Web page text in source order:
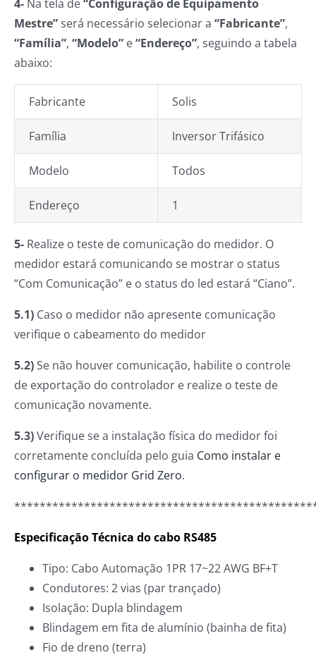
4- Na tela de“Configuração de Equipamento
Mestre”será necessário selecionar a “Fabricante”,
“Família”, “Modelo” e“Endereço”, seguindo a tabela
abaixo:
Fabricante Solis
Família Inversor Trifásico
Modelo Todos
Endereço 1
5- Realize o teste de comunicação do medidor. O
medidor estará comunicando se mostrar o status
“Com Comunicação” e o status do led estará “Ciano”.
5.1) Caso o medidor não apresente comunicação
verifique o cabeamento do medidor
5.2)Se não houver comunicação, habilite o controle
de exportação do controlador e realize o teste de
comunicação novamente.
5.3)Verifique se a instalação física do medidor foi
corretamente concluída pelo guia Como instalar e
configurar o medidor Grid Zero.
Especificação Técnica do cabo RS485
Tipo: Cabo Automação 1PR 17~22 AWG BF+T
Condutores: 2 vias (par trançado)
Isolação: Dupla blindagem
Blindagem em fita de alumínio (bainha de fita)
Fio de dreno (terra)